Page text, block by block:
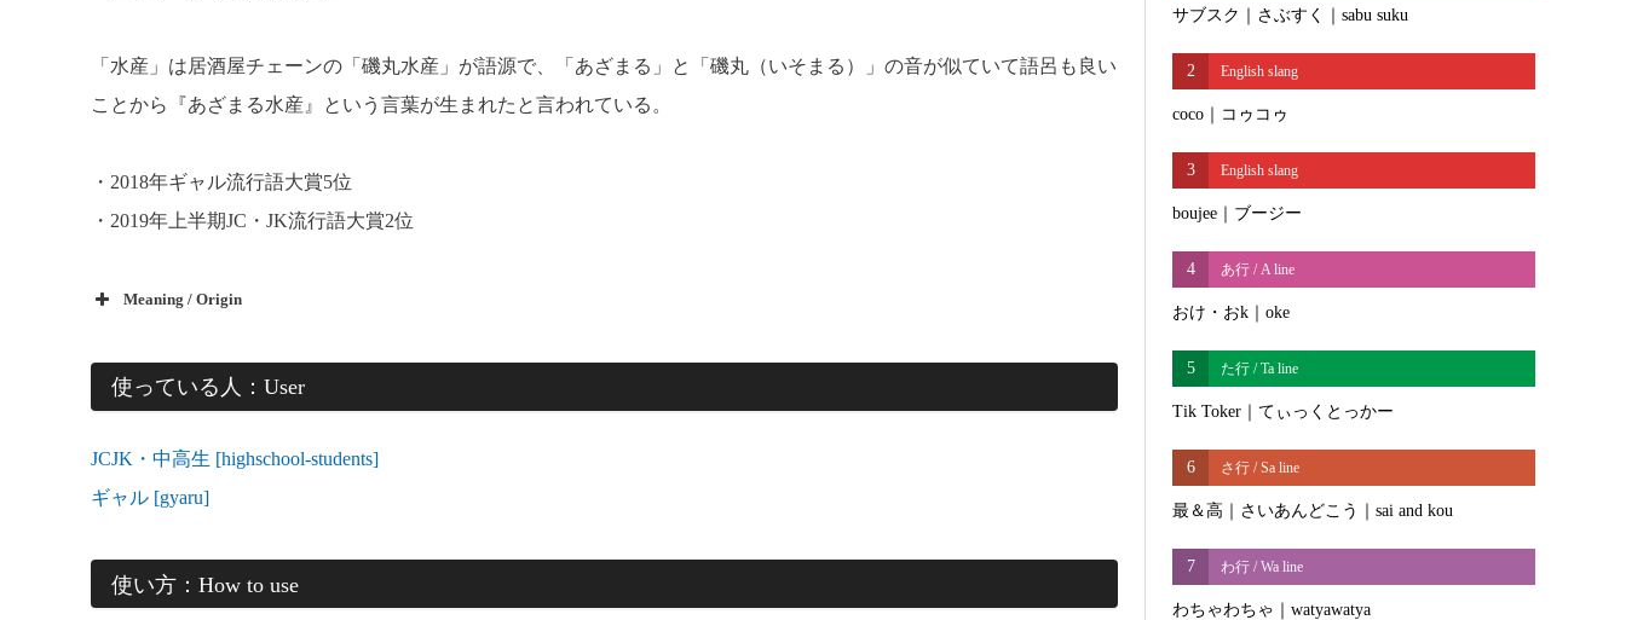
「水産」は居酒屋チェーンの「磯丸水産」が語源で、「あざまる」と「磯丸（いそまる）」の音が似ていて語呂も良い
ことから『あざまる水産』という言葉が生まれたと言われている。
・2018年ギャル流行語大賞5位
・2019年上半期JC・JK流行語大賞2位
Meaning / Origin
使っている人：User
JCJK・中高生 [highschool-students]
ギャル [gyaru]
使い方：How to use
サブスク｜さぶすく｜sabu suku
2 English slang
coco｜コゥコゥ
3 English slang
boujee｜ブージー
4 あ行 / A line
おけ・おk｜oke
5 た行 / Ta line
Tik Toker｜てぃっくとっかー
6 さ行 / Sa line
最＆高｜さいあんどこう｜sai and kou
7 わ行 / Wa line
わちゃわちゃ｜watyawatya